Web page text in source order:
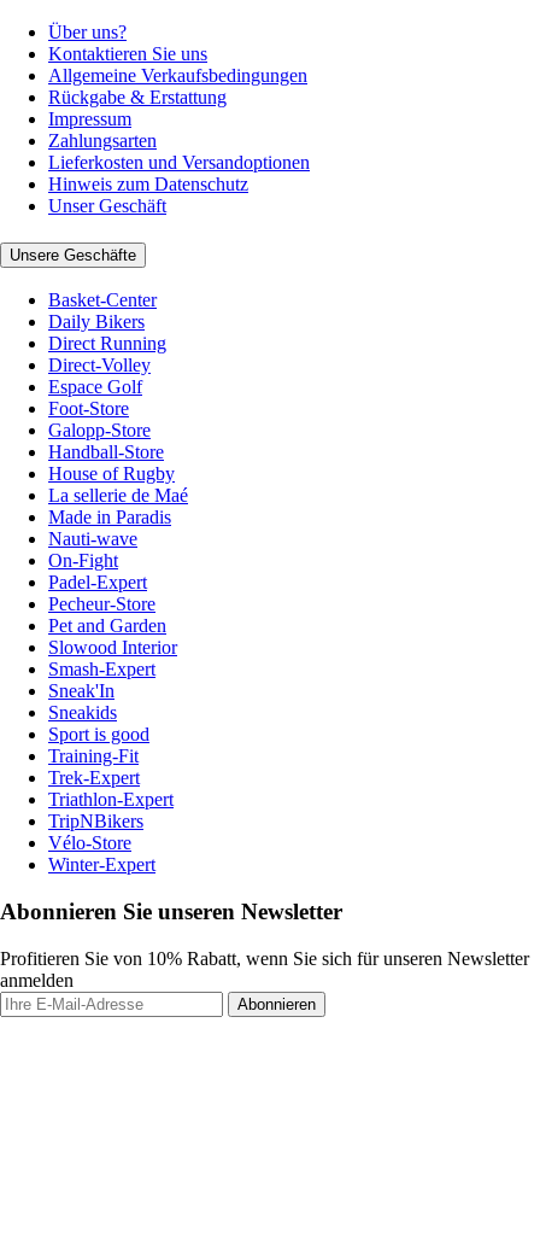
Über uns?
Kontaktieren Sie uns
Allgemeine Verkaufsbedingungen
Rückgabe & Erstattung
Impressum
Zahlungsarten
Lieferkosten und Versandoptionen
Hinweis zum Datenschutz
Unser Geschäft
Unsere Geschäfte
Basket-Center
Daily Bikers
Direct Running
Direct-Volley
Espace Golf
Foot-Store
Galopp-Store
Handball-Store
House of Rugby
La sellerie de Maé
Made in Paradis
Nauti-wave
On-Fight
Padel-Expert
Pecheur-Store
Pet and Garden
Slowood Interior
Smash-Expert
Sneak'In
Sneakids
Sport is good
Training-Fit
Trek-Expert
Triathlon-Expert
TripNBikers
Vélo-Store
Winter-Expert
Abonnieren Sie unseren Newsletter
Profitieren Sie von 10% Rabatt, wenn Sie sich für unseren Newsletter
anmelden
Abonnieren